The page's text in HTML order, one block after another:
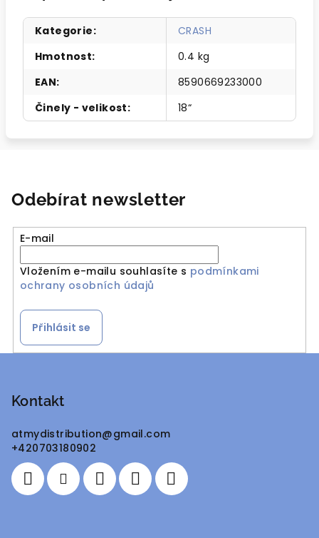
Kategorie:
CRASH
Hmotnost:
0.4 kg
EAN:
8590669233000
Činely - velikost: 18“
Odebírat newsletter
E-mail
Vložením e-mailu souhlasíte s podmínkami
ochrany osobních údajů
Přihlásit se
Kontakt
atmydistribution@gmail.com
+420703180902